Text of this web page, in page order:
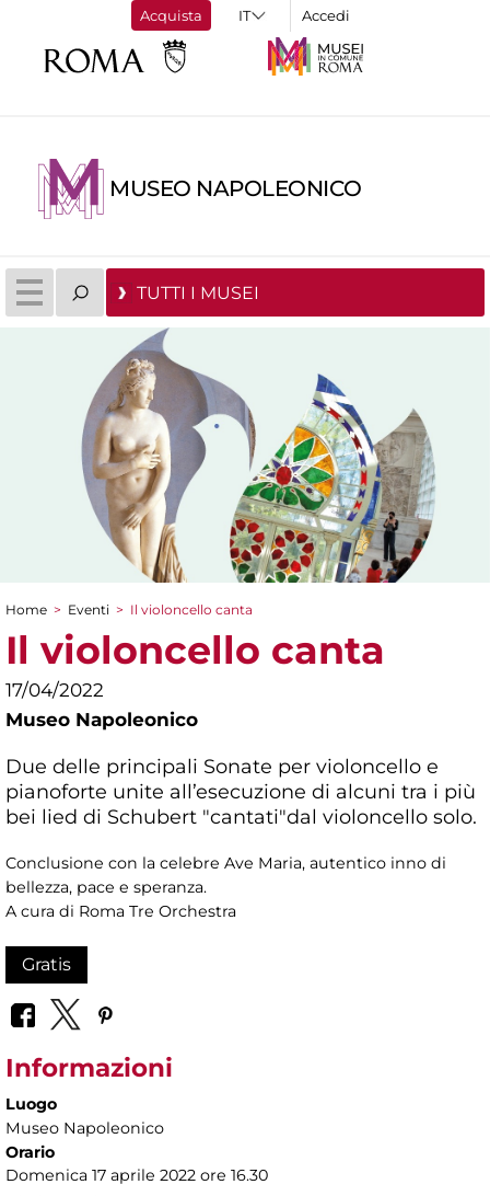
Acquista Accedi
MUSEO NAPOLEONICO
TUTTI I MUSEI
Tu sei qui
Home > Eventi > Il violoncello canta
Il violoncello canta
17/04/2022
Museo Napoleonico
Due delle principali Sonate per violoncello e
pianoforte unite all’esecuzione di alcuni tra i più
bei lied di Schubert "cantati"dal violoncello solo.
Conclusione con la celebre Ave Maria, autentico inno di
bellezza, pace e speranza.
A cura di Roma Tre Orchestra
Gratis
Informazioni
Luogo
Museo Napoleonico
Orario
Domenica 17 aprile 2022 ore 16.30